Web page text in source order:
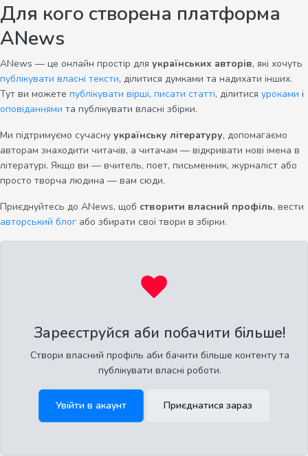
Для кого створена платформа
ANews
ANews — це онлайн простір для українських авторів, які хочуть
публікувати власні тексти, ділитися думками та надихати інших.
Тут ви можете публікувати вірші, писати статті, ділитися уроками і
оповіданнями та публікувати власні збірки.
Ми підтримуємо сучасну українську літературу, допомагаємо
авторам знаходити читачів, а читачам — відкривати нові імена в
літературі. Якщо ви — вчитель, поет, письменник, журналіст або
просто творча людина — вам сюди.
Приєднуйтесь до ANews, щоб створити власний профіль, вести
авторський блог або збирати свої твори в збірки.
Зареєструйся аби побачити більше!
Створи власний профіль аби бачити більше контенту та
публікувати власні роботи.
Увійти в акаунт Приєднатися зараз